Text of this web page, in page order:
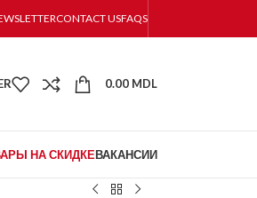
CONTACT USFAQS
0.00 MDL
НА СКИДКЕВАКАНСИИ